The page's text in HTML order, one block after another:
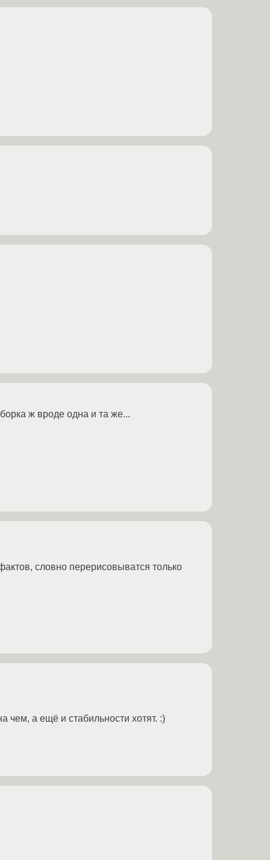
ж вроде одна и та же...
словно перерисовыватся только
чем, а ещё и стабильности хотят. :)